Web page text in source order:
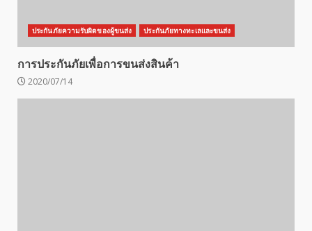
ประกันภัยความรับผิดของผู้ขนส่ง ประกันภัยทางทะเลและขนส่ง
การประกันภัยเพื่อการขนส่งสินค้า
2020/07/14